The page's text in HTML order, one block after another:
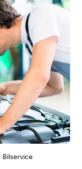
Bilservice